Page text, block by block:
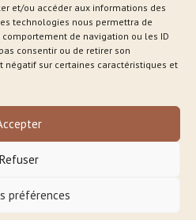
et/ou accéder aux informations des
technologies nous permettra de
de navigation ou les ID
consentir ou de retirer son
négatif sur certaines caractéristiques et
Refuser
préférences